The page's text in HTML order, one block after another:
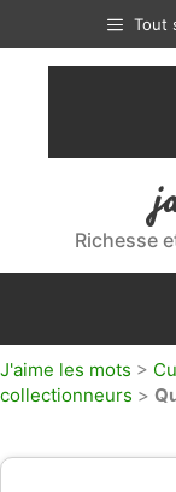
contenu
Tout
Richesse
J'aime les mots >
collectionneurs >